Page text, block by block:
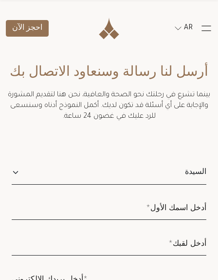
AR احجز الآن
أرسل لنا رسالة وسنعاود الاتصال بك
بينما تشرع في رحلتك نحو الصحة والعافية، نحن هنا لتقديم المشورة
والإجابة على أي أسئلة قد تكون لديك. أكمل النموذج أدناه وسنسعى
للرد عليك في غضون 24 ساعة.